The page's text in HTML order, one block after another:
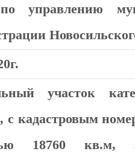
управлению
участок
с кадастровым
18760 кв.м,